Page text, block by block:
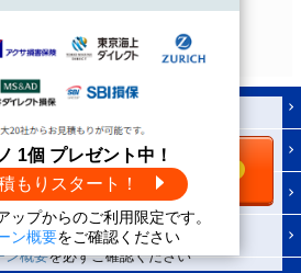
1個 プレゼント中！
もりスタート！
ップからのご利用限定です。
ン概要をご確認ください
見積もりをする
1個プレゼント中！
ン概要を必ずご確認ください